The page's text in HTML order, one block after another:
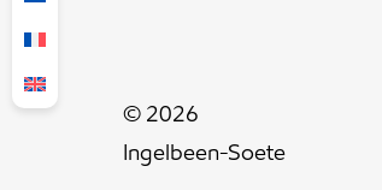
© 2026
Ingelbeen-Soete